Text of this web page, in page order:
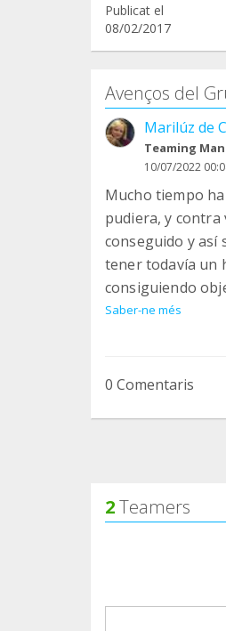
Publicat el
08/02/2017
Avenços del
Marilúz de
Teaming
10/07/2022
Mucho tiempo
pudiera, y contra
conseguido y así
tener todavía un
consiguiendo
labor y aunque
algo que hacer
parte de los
Saber-ne més
0 Comentaris
2Teamers